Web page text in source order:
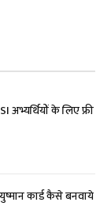
अभ्यर्थियों के लिए फ्री
कार्ड कैसे बनवाये